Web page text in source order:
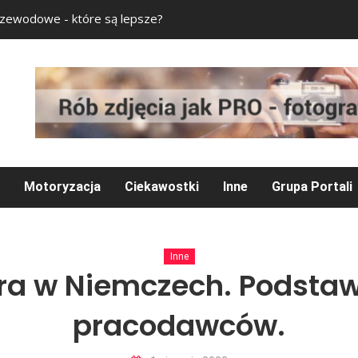
- które są lepsze?
Motoryzacja Ciekawostki Inne Grupa Portali
Inne
w Niemczech.
pracodawców.